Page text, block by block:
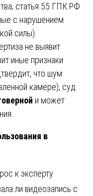
статья 55 ГПК РФ
с нарушением
силы).
не выявит
иные признаки
что шум
камере), суд
и может
в
к эксперту
ли видеозапись с